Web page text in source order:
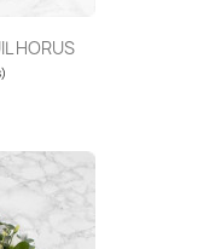
HORUS